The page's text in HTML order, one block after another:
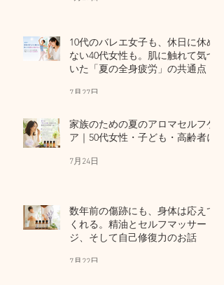
10代のバレエ女子も、休日に休め
ない40代女性も。肌に触れて気づ
いた「夏の全身疲労」の共通点
7月27日
家族のための夏のアロマセルフケ
ア｜50代女性・子ども・高齢者に
7月24日
数年前の傷跡にも、身体は応えて
くれる。精油とセルフマッサー
ジ、そして自己修復力のお話
7月22日